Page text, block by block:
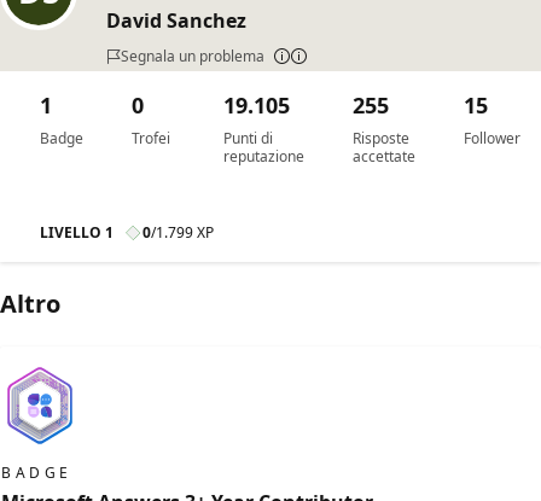
David Sanchez
Segnala un problema
Badge
1
Trofei
0
Punti di
reputazione
19.105
Risposte
accettate
255
Follower
15
LIVELLO 1 0/1.799 XP
Altro
BADGE